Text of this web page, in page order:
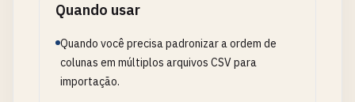
Quando usar
Quando você precisa padronizar a ordem de
colunas em múltiplos arquivos CSV para
importação.